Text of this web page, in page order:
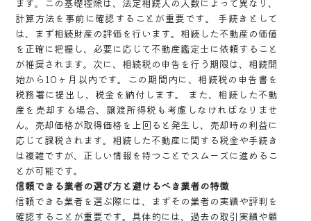
ます。この基礎控除は、法定相続人の人数によって異なり、
計算方法を事前に確認することが重要です。 手続きとして
は、まず相続財産の評価を行います。相続した不動産の価値
を正確に把握し、必要に応じて不動産鑑定士に依頼すること
が推奨されます。次に、相続税の申告を行う期限は、相続開
始から10ヶ月以内です。この期間内に、相続税の申告書を
税務署に提出し、税金を納付します。 また、相続した不動
産を売却する場合、譲渡所得税も考慮しなければなりませ
ん。売却価格が取得価格を上回ると発生し、売却時の利益に
応じて課税されます。相続した不動産に関する税金や手続き
は複雑ですが、正しい情報を持つことでスムーズに進めるこ
とが可能です。
信頼できる業者の選び方と避けるべき業者の特徴
信頼できる業者を選ぶ際には、まずその業者の実績や評判を
確認することが重要です。具体的には、過去の取引実績や顧